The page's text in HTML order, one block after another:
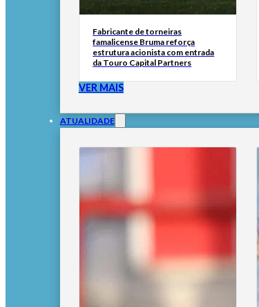
Fabricante de torneiras
famalicense Bruma reforça
estrutura acionista com entrada
da Touro Capital Partners
VER MAIS
ATUALIDADE